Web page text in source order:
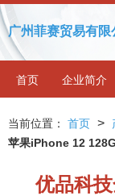
广州菲赛贸易有限
首页 企业简介
当前位置： 首页 >
苹果iPhone 12
优品科